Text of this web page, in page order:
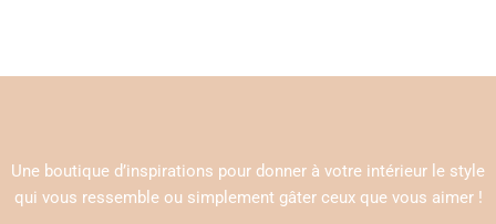
Une boutique d’inspirations pour donner à votre intérieur le style
qui vous ressemble ou simplement gâter ceux que vous aimer !